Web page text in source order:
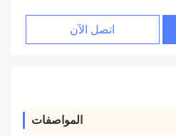
اتصل الآن
المواصفات